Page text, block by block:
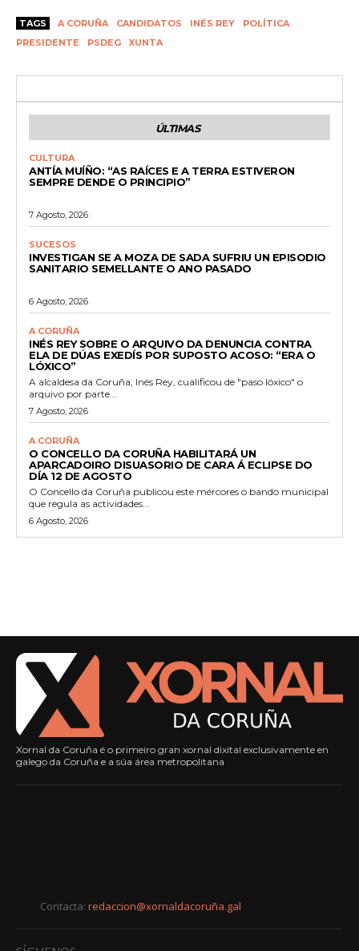
TAGS A CORUÑA CANDIDATOS INÉS REY
POLÍTICA
PRESIDENTE
PSDEG XUNTA
ÚLTIMAS
CULTURA
ANTÍA MUÍÑO: “AS RAÍCES E A TERRA ESTIVERON
SEMPRE DENDE O PRINCIPIO”
7 Agosto, 2026
SUCESOS
INVESTIGAN SE A MOZA DE SADA SUFRIU UN EPISODIO
SANITARIO SEMELLANTE O ANO PASADO
6 Agosto, 2026
A CORUÑA
INÉS REY SOBRE O ARQUIVO DA DENUNCIA CONTRA
ELA DE DÚAS EXEDÍS POR SUPOSTO ACOSO: “ERA O
LÓXICO”
A alcaldesa da Coruña, Inés Rey, cualificou de "paso lóxico" o
arquivo por parte...
7 Agosto, 2026
A CORUÑA
O CONCELLO DA CORUÑA HABILITARÁ UN
APARCADOIRO DISUASORIO DE CARA Á ECLIPSE DO
DÍA 12 DE AGOSTO
O Concello da Coruña publicou este mércores o bando municipal
que regula as actividades...
6 Agosto, 2026
Xornal da Coruña é o primeiro gran xornal dixital exclusivamente en
galego da Coruña e a súa área metropolitana
Contacta: redaccion@xornaldacoruña.gal